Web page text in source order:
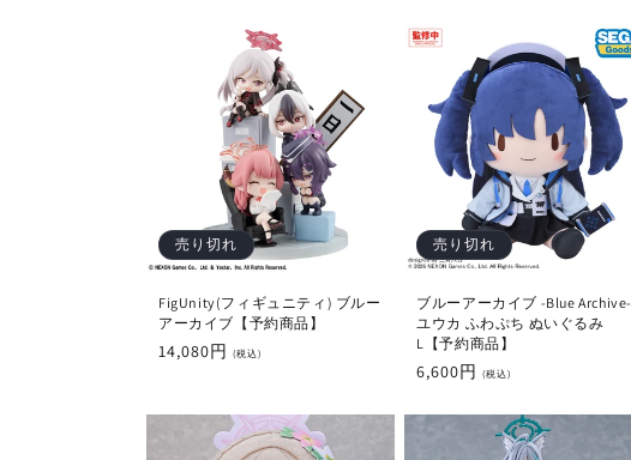
格
売り切れ
FigUnity(フィギュニティ) ブルー
アーカイブ【予約商品】
通
14,080円 (税込)
売り切れ
ブルーアーカイブ -Blue Archive-
ユウカ ふわぷち ぬいぐるみ
L【予約商品】
通
6,600円(税込)